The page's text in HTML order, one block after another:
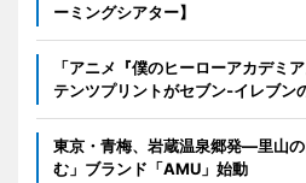
ーミングシアター】
「アニメ『僕のヒーローアカデミ
テンツプリントがセブン‐イレブン
東京・青梅、岩蔵温泉郷発―里山
む」ブランド「AMU」始動